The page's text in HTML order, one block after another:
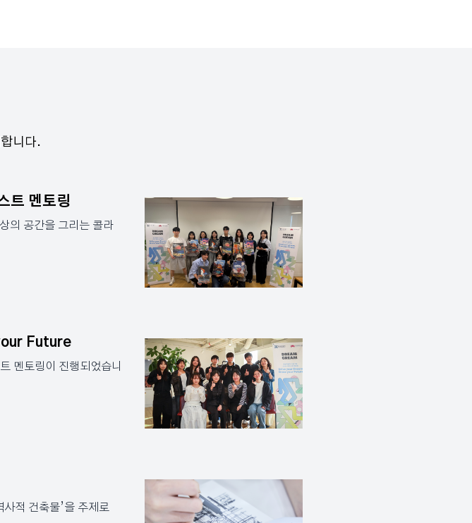
니다.
트 멘토링
의 공간을 그리는 콜라
Future
멘토링이 진행되었습니
적 건축물’을 주제로